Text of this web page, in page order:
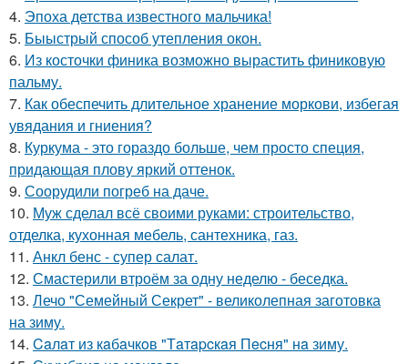
4. Эпоха детства известного мальчика!
5. Быыстрый способ утепления окон.
6. Из косточки финика возможно вырастить финиковую
пальму.
7. Как обеспечить длительное хранение моркови, избегая
увядания и гниения?
8. Куркума - это гораздо больше, чем просто специя,
придающая плову яркий оттенок.
9. Соорудили погреб на даче.
10. Муж сделал всё своими руками: строительство,
отделка, кухонная мебель, сантехника, газ.
11. Анкл бенс - супер салат.
12. Смастерили втроём за одну неделю - беседка.
13. Лечо "Семейный Секрет" - великолепная заготовка
на зиму.
14. Caлaт из кaбaчкoв "Тaтapcкaя Пecня" нa зиму.